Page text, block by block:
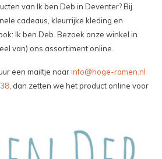
van Ik ben Deb in Deventer? Bij
cadeaus, kleurrijke kleding en
Ik ben.Deb. Bezoek onze winkel in
van) ons assortiment online.
een mailtje naarinfo@hoge-ramen.nl
, dan zetten we het product online voor